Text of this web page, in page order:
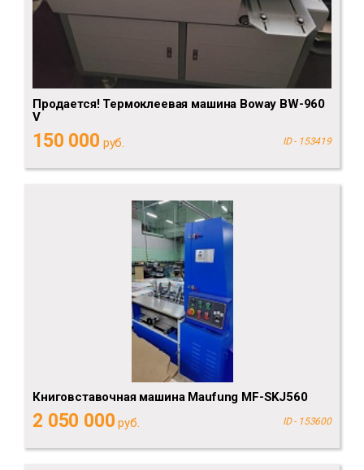
Продается! Термоклеевая машина Boway BW-960
V
150 000 руб. ID - 153419
Книговставочная машина Maufung MF-SKJ560
2 050 000 руб. ID - 153600